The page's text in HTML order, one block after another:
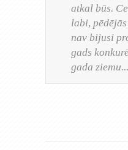
atkal būs.
labi,
nav bijusi
gads
gada